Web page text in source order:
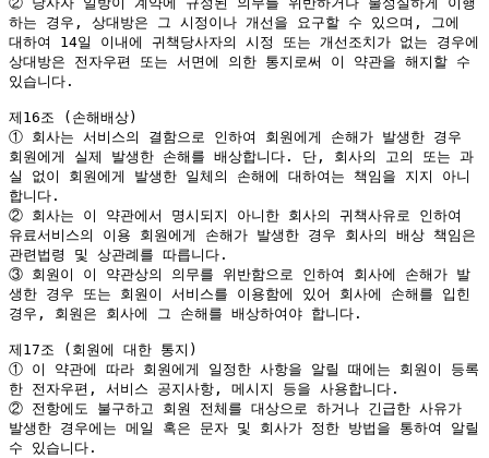
하는 경우, 상대방은 그 시정이나 개선을 요구할 수 있으며, 그에
대하여 14일 이내에 귀책당사자의 시정 또는 개선조치가 없는 경우에
상대방은 전자우편 또는 서면에 의한 통지로써 이 약관을 해지할 수
있습니다.
제16조 (손해배상)
① 회사는 서비스의 결함으로 인하여 회원에게 손해가 발생한 경우
회원에게 실제 발생한 손해를 배상합니다. 단, 회사의 고의 또는 과
실 없이 회원에게 발생한 일체의 손해에 대하여는 책임을 지지 아니
합니다.
② 회사는 이 약관에서 명시되지 아니한 회사의 귀책사유로 인하여
유료서비스의 이용 회원에게 손해가 발생한 경우 회사의 배상 책임은
관련법령 및 상관례를 따릅니다.
③ 회원이 이 약관상의 의무를 위반함으로 인하여 회사에 손해가 발
생한 경우 또는 회원이 서비스를 이용함에 있어 회사에 손해를 입힌
경우, 회원은 회사에 그 손해를 배상하여야 합니다.
제17조 (회원에 대한 통지)
① 이 약관에 따라 회원에게 일정한 사항을 알릴 때에는 회원이 등록
한 전자우편, 서비스 공지사항, 메시지 등을 사용합니다.
② 전항에도 불구하고 회원 전체를 대상으로 하거나 긴급한 사유가
발생한 경우에는 메일 혹은 문자 및 회사가 정한 방법을 통하여 알릴
수 있습니다.